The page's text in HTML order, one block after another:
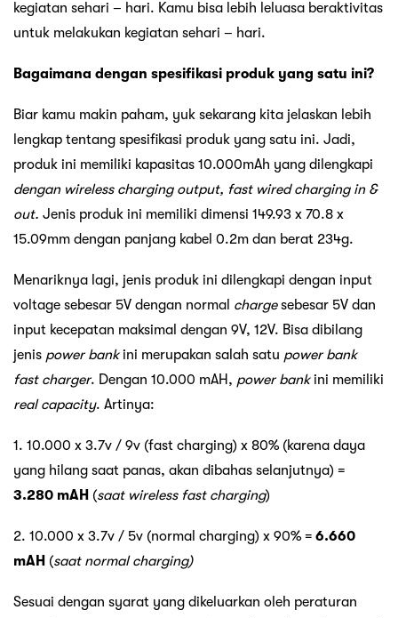
kegiatan sehari – hari. Kamu bisa lebih leluasa beraktivitas
untuk melakukan kegiatan sehari – hari.
Bagaimana dengan spesifikasi produk yang satu ini?
Biar kamu makin paham, yuk sekarang kita jelaskan lebih
lengkap tentang spesifikasi produk yang satu ini. Jadi,
produk ini memiliki kapasitas 10.000mAh yang dilengkapi
dengan wireless charging output, fast wired charging in &
out. Jenis produk ini memiliki dimensi 149.93 x 70.8 x
15.09mm dengan panjang kabel 0.2m dan berat 234g.
Menariknya lagi, jenis produk ini dilengkapi dengan input
voltage sebesar 5V dengan normal chargesebesar 5V dan
input kecepatan maksimal dengan 9V, 12V. Bisa dibilang
jenis power bankini merupakan salah satu power bank
fast charger. Dengan 10.000 mAH, power bankini memiliki
real capacity. Artinya:
1. 10.000 x 3.7v / 9v (fast charging) x 80% (karena daya
yang hilang saat panas, akan dibahas selanjutnya) =
3.280 mAH (saat wireless fast charging)
2. 10.000 x 3.7v / 5v (normal charging) x 90% = 6.660
mAH (saat normal charging)
Sesuai dengan syarat yang dikeluarkan oleh peraturan